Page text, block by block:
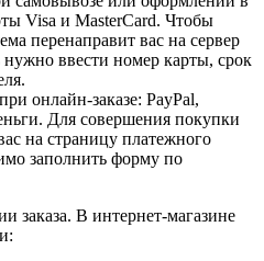
Visa и MasterCard. Чтобы
перенаправит вас на сервер
ввести номер карты, срок
онлайн-заказе: PayPal,
Для совершения покупки
на страницу платежного
заполнить форму по
заказа. В интернет-магазине